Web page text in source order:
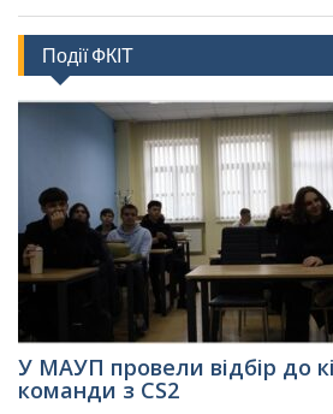
Події ФКІТ
У МАУП провели відбір до
команди з CS2